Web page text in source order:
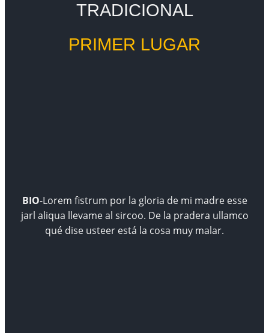
TRADICIONAL
PRIMER LUGAR
BIO-Lorem fistrum por la gloria de mi madre esse
jarl aliqua llevame al sircoo. De la pradera ullamco
qué dise usteer está la cosa muy malar.